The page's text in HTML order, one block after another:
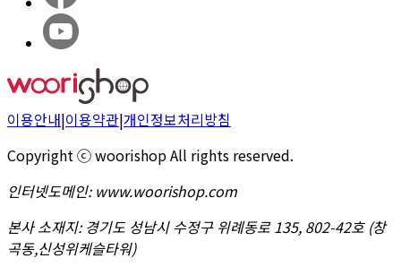
이용안내|이용약관|개인정보처리방침
Copyright ⓒ woorishop All rights reserved.
인터넷도메인:www.woorishop.com
본사 소재지:경기도 성남시 수정구 위례동로 135, 802-42호 (창
곡동,신성위케슬타워)